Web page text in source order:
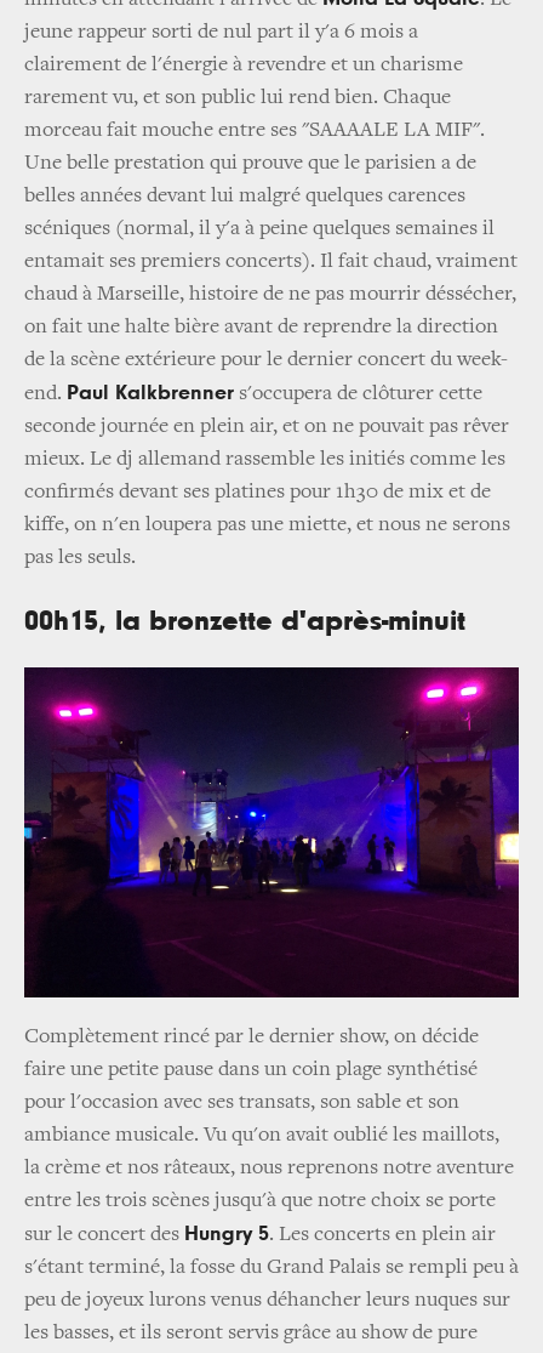
jeune rappeur sorti de nul part il y'a 6 mois a
clairement de l'énergie à revendre et un charisme
rarement vu, et son public lui rend bien. Chaque
morceau fait mouche entre ses "SAAAALE LA MIF".
Une belle prestation qui prouve que le parisien a de
belles années devant lui malgré quelques carences
scéniques (normal, il y'a à peine quelques semaines il
entamait ses premiers concerts). Il fait chaud, vraiment
chaud à Marseille, histoire de ne pas mourrir déssécher,
on fait une halte bière avant de reprendre la direction
de la scène extérieure pour le dernier concert du week-
end. Paul Kalkbrenner s'occupera de clôturer cette
seconde journée en plein air, et on ne pouvait pas rêver
mieux. Le dj allemand rassemble les initiés comme les
confirmés devant ses platines pour 1h30 de mix et de
kiffe, on n'en loupera pas une miette, et nous ne serons
pas les seuls.
00h15, la bronzette d'après-minuit
Complètement rincé par le dernier show, on décide
faire une petite pause dans un coin plage synthétisé
pour l'occasion avec ses transats, son sable et son
ambiance musicale. Vu qu'on avait oublié les maillots,
la crème et nos râteaux, nous reprenons notre aventure
entre les trois scènes jusqu'à que notre choix se porte
sur le concert des Hungry 5. Les concerts en plein air
s'étant terminé, la fosse du Grand Palais se rempli peu à
peu de joyeux lurons venus déhancher leurs nuques sur
les basses, et ils seront servis grâce au show de pure